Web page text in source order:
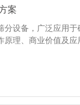
案
分设备，广泛应用
原理、商业价值及